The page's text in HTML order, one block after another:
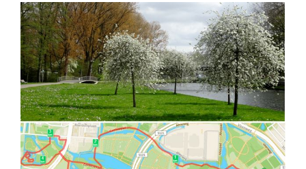
i
g
a
t
i
e